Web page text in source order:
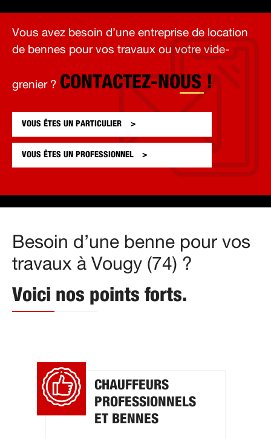
Vous avez besoin d’une entreprise de location
de bennes pour vos travaux ou votre vide-
grenier ? CONTACTEZ-NOUS !
VOUS ÊTES UN PARTICULIER
VOUS ÊTES UN PROFESSIONNEL
Besoin d’une benne pour vos
travaux à Vougy (74) ?
Voici nos points forts.
CHAUFFEURS
PROFESSIONNELS
ET BENNES